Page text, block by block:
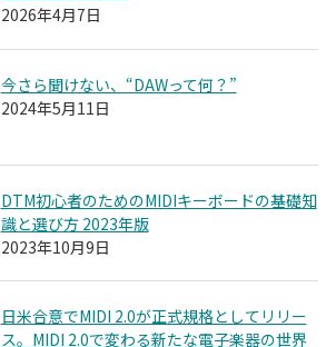
2026年4月7日
今さら聞けない、“DAWって何？”
2024年5月11日
DTM初心者のためのMIDIキーボードの基礎知
識と選び方 2023年版
2023年10月9日
日米合意でMIDI 2.0が正式規格としてリリー
ス。MIDI 2.0で変わる新たな電子楽器の世界